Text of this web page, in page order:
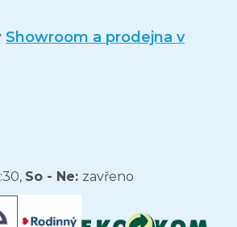
Showroom a prodejna v
So - Ne: zavřeno